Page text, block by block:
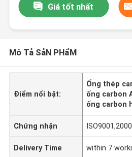
Giá tốt nhất
Mô Tả SảN PHẩM
Điểm nổi bật:
Ống thép
ống carbon
ống carbon
Chứng nhận
Delivery Time within 7